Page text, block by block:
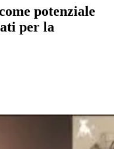
potenziale
per la